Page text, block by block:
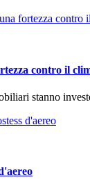
contro il
stanno